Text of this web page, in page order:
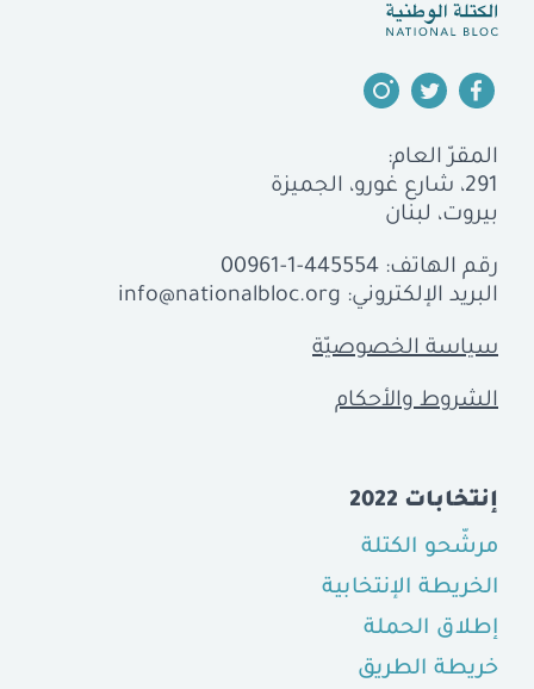
المقرّ العام:
291، شارع غورو، الجميزة
بيروت، لبنان
رقم الهاتف: 00961-1-445554
البريد الإلكتروني: info@nationalbloc.org
سياسة الخصوصيّة
الشروط والأحكام
إنتخابات 2022
مرشّحو الكتلة
الخريطة الإنتخابية
إطلاق الحملة
خريطة الطريق